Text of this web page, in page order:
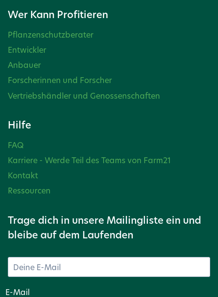
Wer Kann Profitieren
Pflanzenschutzberater
Entwickler
Anbauer
Forscherinnen und Forscher
Vertriebshändler und Genossenschaften
Hilfe
FAQ
Karriere - Werde Teil des Teams von Farm21
Kontakt
Ressourcen
Trage dich in unsere Mailingliste ein und
bleibe auf dem Laufenden
E-Mail